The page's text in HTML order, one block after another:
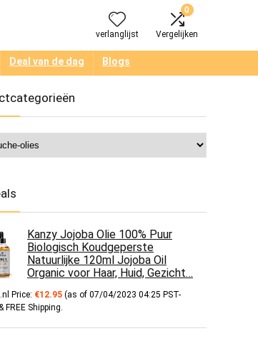
verlanglijst
0
Vergelijken
Deal van de dag Blogs
Kanzy Jojoba Olie 100% Puur
Biologisch Koudgeperste
Natuurlijke 120ml Jojoba Oil
Organic voor Haar, Huid, Gezicht…
Price: €12.95 (as of 07/04/2023 04:25 PST-
& FREE Shipping.